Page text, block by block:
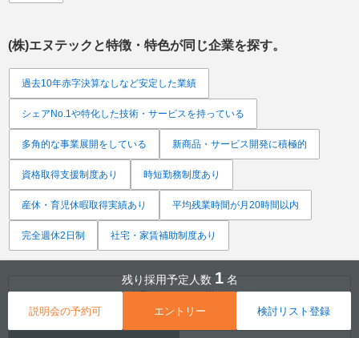
残り採用予定人数 1 名
説明会の予約可 エントリー 検討リスト登録
(株)エヌテック と特徴・特色が同じ企業を探す。
過去10年赤字決算なしなど安定した業績
シェアNo.1や特化した技術・サービスを持っている
多角的な事業展開をしている 新商品・サービス開発に積極的
資格取得支援制度あり 時短勤務制度あり
産休・育児休暇取得実績あり 平均残業時間が月20時間以内
完全週休2日制 社宅・家賃補助制度あり
URLをメールで送る